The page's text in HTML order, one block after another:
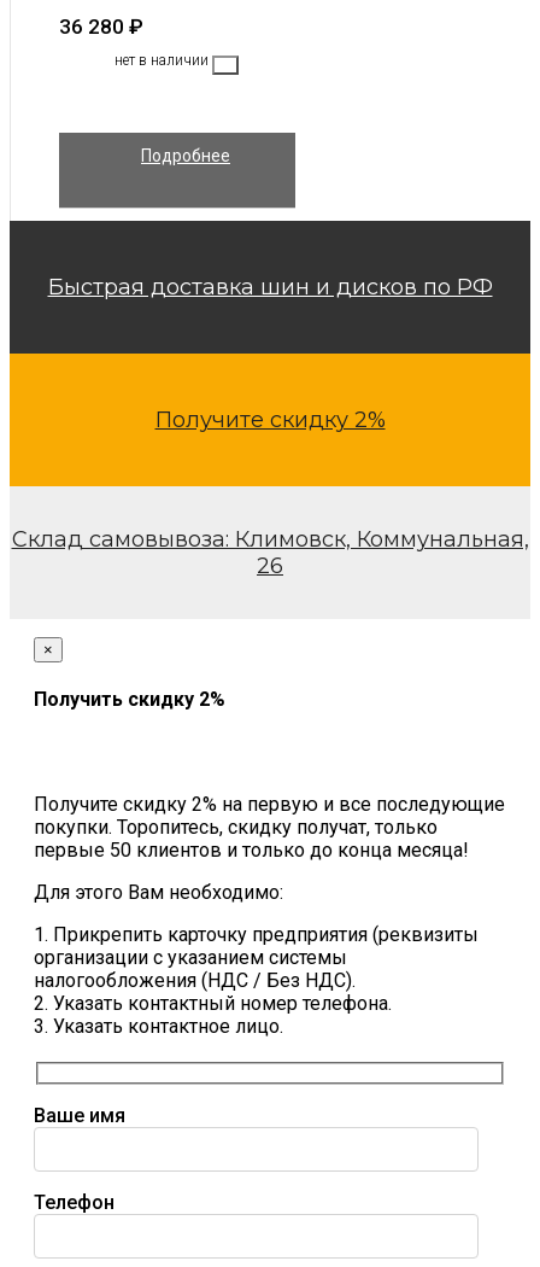
36 280 ₽
нет в наличии
Подробнее
Быстрая доставка шин и дисков по РФ
Получите скидку 2%
Склад самовывоза: Климовск, Коммунальная,
26
×
Получить скидку 2%
Получите скидку 2% на первую и все последующие
покупки. Торопитесь, скидку получат, только
первые 50 клиентов и только до конца месяца!
Для этого Вам необходимо:
1. Прикрепить карточку предприятия (реквизиты
организации с указанием системы
налогообложения (НДС / Без НДС).
2. Указать контактный номер телефона.
3. Указать контактное лицо.
Ваше имя
Телефон